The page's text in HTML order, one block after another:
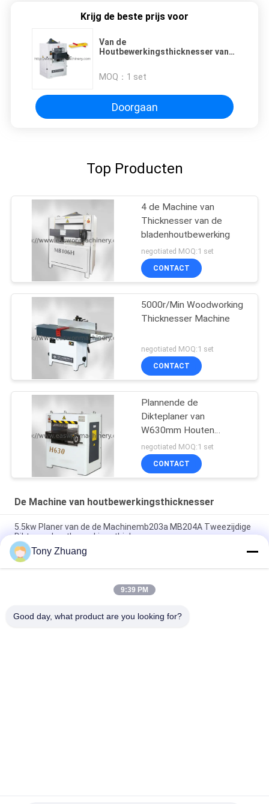
Krijg de beste prijs voor
Van de
Houtbewerkingsthicknesser van
Dubbele Zijplaner
MOQ： 1 set
Doorgaan
Top Producten
4 de Machine van
Thicknesser van de
bladenhoutbewerking
negotiated MOQ:1 set
CONTACT
5000r/Min Woodworking
Thicknesser Machine
negotiated MOQ:1 set
CONTACT
Plannende de
Dikteplaner van
W630mm Houten
Machine
negotiated MOQ:1 set
CONTACT
De Machine van houtbewerkingsthicknesser
5.5kw Planer van de de Machinemb203a MB204A Tweezijdige
Dikte van houtbewerkingsthicknesser
Houten Planer van 15.2m/Min MB1010E MB1013E en de Enige
Kant van Thicknesser
Van de Houtbewerkingsthicknesser van MB523F MB524F de
Tony Zhuang
9:39 PM
Good day, what product are you looking for?